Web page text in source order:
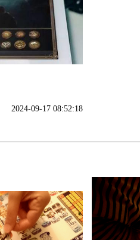
2024-09-17 08:52:18